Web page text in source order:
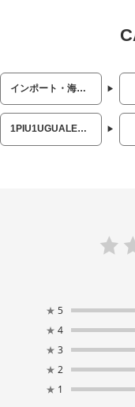
インポート・海外人気ブランド
1PIU1UGUALE3 RELAX (ウノ ピュ ウノ ウグァーレ トレ リラックス)
★ 5
★ 4
★ 3
★ 2
★ 1